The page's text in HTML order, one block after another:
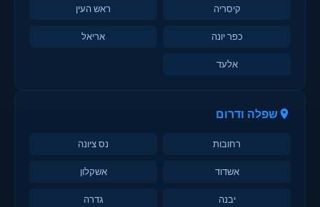
קיסריה ראש העין
כפר יונה אריאל
אלעד
שפלה ודרום
רחובות נס ציונה
אשדוד אשקלון
יבנה גדרה